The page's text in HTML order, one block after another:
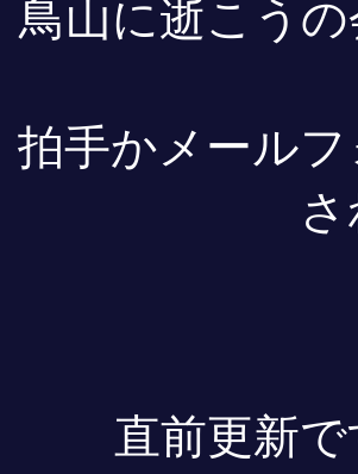
鳥山に逝こう
拍手かメール
直前更新